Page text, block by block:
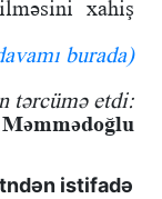
xahiş
burada)
tərcümə etdi:
istifadə